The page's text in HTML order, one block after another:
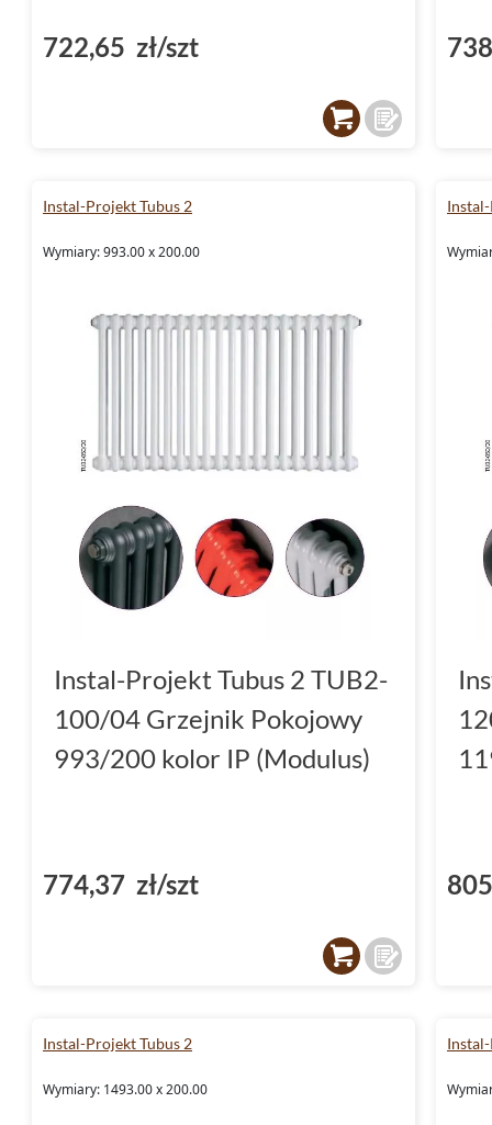
722,65 zł/szt
Instal-Projekt Tubus 2
Wymiary: 993.00 x 200.00
Instal-Projekt Tubus 2 TUB2-
100/04 Grzejnik Pokojowy
993/200 kolor IP (Modulus)
774,37 zł/szt
Instal-Projekt Tubus 2
Wymiary: 1493.00 x 200.00